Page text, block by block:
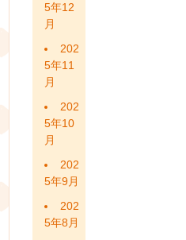
5年12
月
202
5年11
月
202
5年10
月
202
5年9月
202
5年8月